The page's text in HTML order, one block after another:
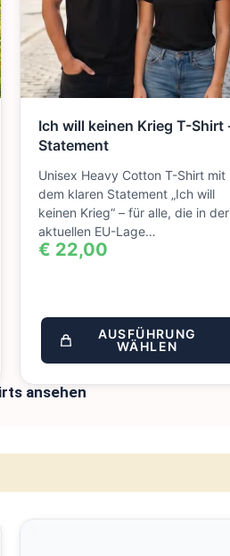
Ich will keinen Krieg T-Shirt -
Statement
Unisex Heavy Cotton T-Shirt mit
dem klaren Statement „Ich will
keinen Krieg“ – für alle, die in der
aktuellen EU-Lage…
€ 22,00
AUSFÜHRUNG
WÄHLEN
ansehen